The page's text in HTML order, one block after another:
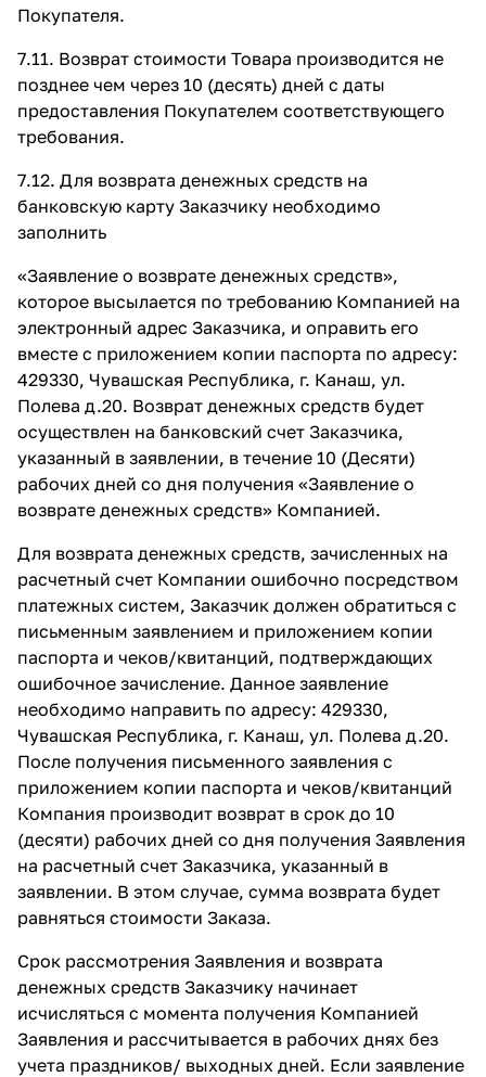
Покупателя.
7.11. Возврат стоимости Товара производится не
позднее чем через 10 (десять) дней с даты
предоставления Покупателем соответствующего
требования.
7.12. Для возврата денежных средств на
банковскую карту Заказчику необходимо
заполнить
«Заявление о возврате денежных средств»,
которое высылается по требованию Компанией на
электронный адрес Заказчика, и оправить его
вместе с приложением копии паспорта по адресу:
429330, Чувашская Республика, г. Канаш, ул.
Полева д.20. Возврат денежных средств будет
осуществлен на банковский счет Заказчика,
указанный в заявлении, в течение 10 (Десяти)
рабочих дней со дня получения «Заявление о
возврате денежных средств» Компанией.
Для возврата денежных средств, зачисленных на
расчетный счет Компании ошибочно посредством
платежных систем, Заказчик должен обратиться с
письменным заявлением и приложением копии
паспорта и чеков/квитанций, подтверждающих
ошибочное зачисление. Данное заявление
необходимо направить по адресу: 429330,
Чувашская Республика, г. Канаш, ул. Полева д.20.
После получения письменного заявления с
приложением копии паспорта и чеков/квитанций
Компания производит возврат в срок до 10
(десяти) рабочих дней со дня получения 3аявления
на расчетный счет Заказчика, указанный в
заявлении. В этом случае, сумма возврата будет
равняться стоимости Заказа.
Срок рассмотрения Заявления и возврата
денежных средств Заказчику начинает
исчисляться с момента получения Компанией
Заявления и рассчитывается в рабочих днях без
учета праздников/ выходных дней. Если заявление